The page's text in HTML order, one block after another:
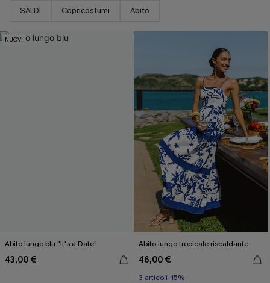
SALDI Copricostumi Abito
NUOVI
Abito lungo blu "It's a Date"
43,00 €
Abito lungo tropicale riscaldante
46,00 €
3 articoli -15%